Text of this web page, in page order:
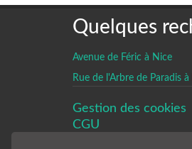
Quelques
Avenue de Féric à Nice
Rue de l'Arbre de Paradis
Gestion des cookies
CGU